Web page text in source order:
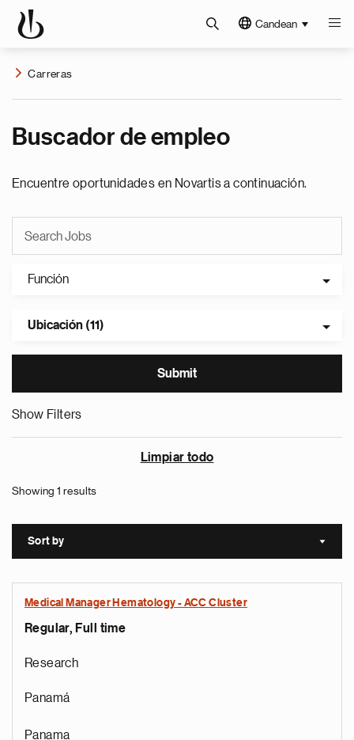
Candean
Carreras
Buscador de empleo
Encuentre oportunidades en Novartis a continuación.
Función
Ubicación (11)
Show Filters
Limpiar todo
Showing 1 results
Sort by Sort
Medical Manager Hematology - ACC Cluster
Regular, Full time
Research
Panamá
Panama